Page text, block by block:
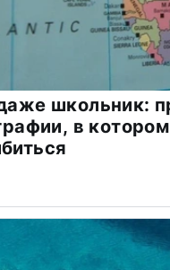
школьник:
в